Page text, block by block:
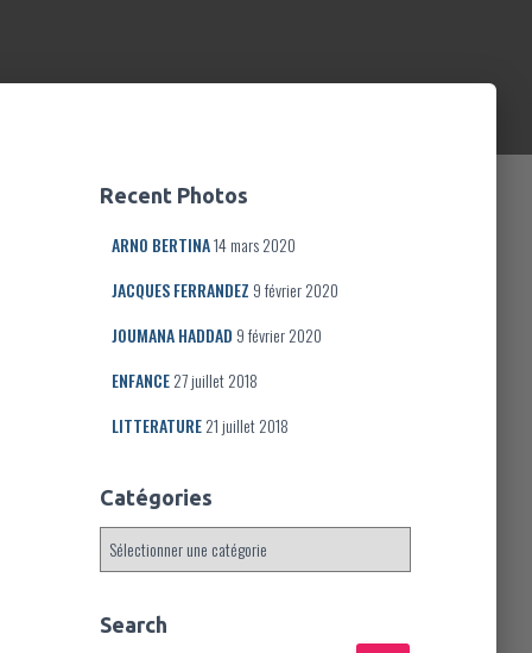
Recent Photos
ARNO BERTINA14 mars 2020
JACQUES FERRANDEZ 9 février 2020
JOUMANA HADDAD 9 février 2020
ENFANCE 27 juillet 2018
LITTERATURE 21 juillet 2018
Catégories
é
Search